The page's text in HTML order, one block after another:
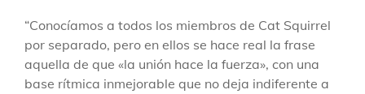
“Conocíamos a todos los miembros de Cat Squirrel
por separado, pero en ellos se hace real la frase
aquella de que «la unión hace la fuerza», con una
base rítmica inmejorable que no deja indiferente a